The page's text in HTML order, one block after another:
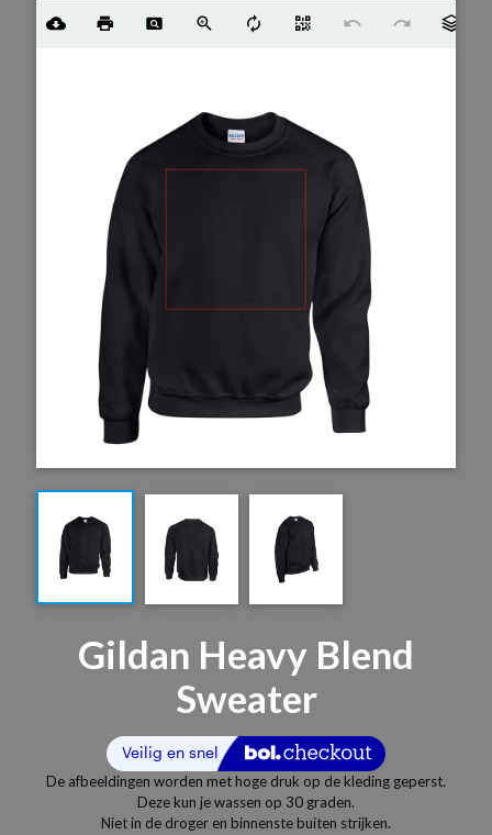
Gildan Heavy Blend
Sweater
De afbeeldingen worden met hoge druk op de kleding geperst.
Deze kun je wassen op 30 graden.
Niet in de droger en binnenste buiten strijken.